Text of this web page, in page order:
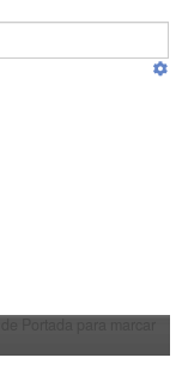
Portada para marcar